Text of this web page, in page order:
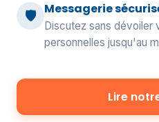
🛡️ Messagerie
Discutez sans dévoiler
personnelles jusqu'au
Lire